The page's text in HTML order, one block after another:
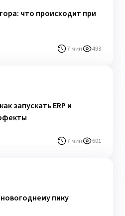
что происходит при
7 мин 493
запускать ERP и
7 мин 601
пику